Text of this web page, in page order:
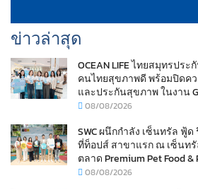
ข่าวล่าสุด
OCEAN LIFE ไทยสมุทรป
คนไทยสุขภาพดี พร้อมปิดค
และประกันสุขภาพ ในงาน
08/08/2026
SWC ผนึกกำลัง เซ็นทรัล ฟู้ด
ที่ท็อปส์ สาขาแรก ณ เซ็นท
ตลาด Premium Pet Food
08/08/2026